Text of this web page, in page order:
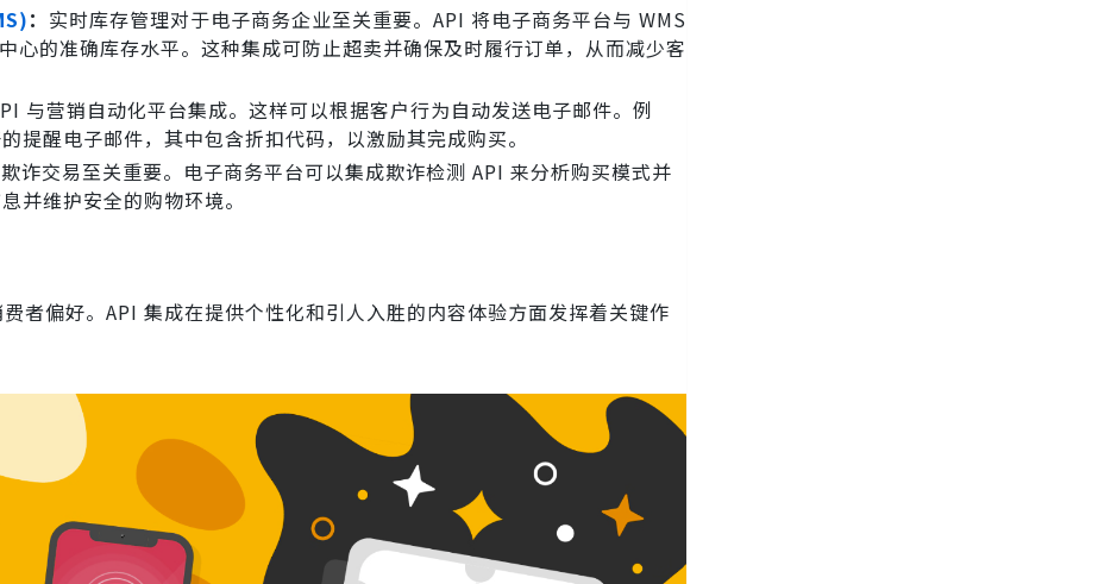
： 实时库存管理对于电子商务企业至关重要。API 将电子商务平台与 WMS
心的准确库存水平。这种集成可防止超卖并确保及时履行订单，从而减少客
与营销自动化平台集成。这样可以根据客户行为自动发送电子邮件。例
提醒电子邮件，其中包含折扣代码，以激励其完成购买。
诈交易至关重要。电子商务平台可以集成欺诈检测 API 来分析购买模式并
并维护安全的购物环境。
者偏好。API 集成在提供个性化和引人入胜的内容体验方面发挥着关键作